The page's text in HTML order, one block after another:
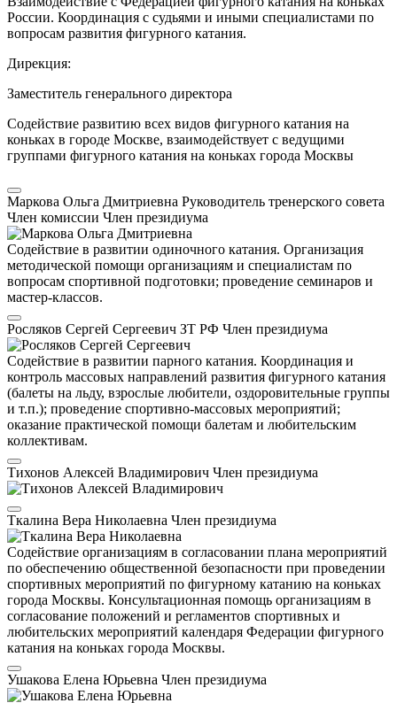
России. Координация с судьями и иными специалистами по
вопросам развития фигурного катания.
Дирекция:
Заместитель генерального директора
Содействие развитию всех видов фигурного катания на
коньках в городе Москве, взаимодействует с ведущими
группами фигурного катания на коньках города Москвы
Маркова Ольга Дмитриевна Руководитель тренерского совета
Член комиссии Член президиума
Содействие в развитии одиночного катания. Организация
методической помощи организациям и специалистам по
вопросам спортивной подготовки; проведение семинаров и
мастер-классов.
Росляков Сергей Сергеевич ЗТ РФ Член президиума
Содействие в развитии парного катания. Координация и
контроль массовых направлений развития фигурного катания
(балеты на льду, взрослые любители, оздоровительные группы
и т.п.); проведение спортивно-массовых мероприятий;
оказание практической помощи балетам и любительским
коллективам.
Тихонов Алексей Владимирович Член президиума
Ткалина Вера Николаевна Член президиума
Содействие организациям в согласовании плана мероприятий
по обеспечению общественной безопасности при проведении
спортивных мероприятий по фигурному катанию на коньках
города Москвы. Консультационная помощь организациям в
согласование положений и регламентов спортивных и
любительских мероприятий календаря Федерации фигурного
катания на коньках города Москвы.
Ушакова Елена Юрьевна Член президиума